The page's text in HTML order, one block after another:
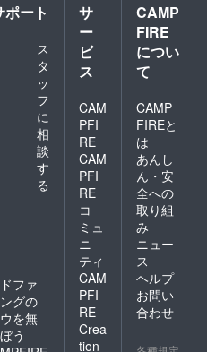
ポート
ス
タ
ッ
フ
に
相
談
す
る
ファ
グの
を無
う
サ
ー
ビ
ス
CAM
PFI
RE
CAM
PFI
RE
コ
ミュ
ニ
ティ
CAM
PFI
RE
Crea
tion
CAMP
FIRE
につい
て
CAMP
FIREと
は
あんし
ん・安
全への
取り組
み
ニュー
ス
ヘルプ
お問い
合わせ